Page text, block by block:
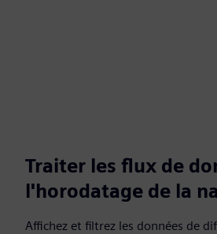
Traiter les flux de
l'horodatage de la
Affichez et filtrez les données de